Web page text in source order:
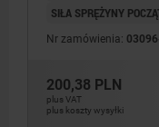
SIŁA SPRĘŻYNY
Nr zamówienia:
200,38 PLN
plus VAT
plus koszty wysyłki